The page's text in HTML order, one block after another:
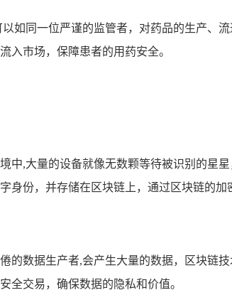
如同一位严谨的监管者，对药品的生产、
入市场，保障患者的用药安全。
中,大量的设备就像无数颗等待被识别的星
身份，并存储在区块链上，通过区块链的
的数据生产者,会产生大量的数据，区块链
全交易，确保数据的隐私和价值。